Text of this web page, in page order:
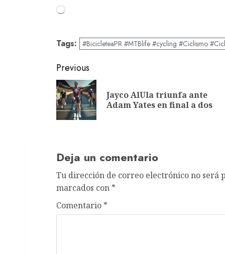
Loading…
Tags: #BicicleteaPR #MTBlife #cycling #Ciclismo
Post
navigation
Previous
Jayco AlUla triunfa ante
Adam Yates en final a dos
Deja un comentario
Tu dirección de correo electrónico no será
marcados con *
Comentario *